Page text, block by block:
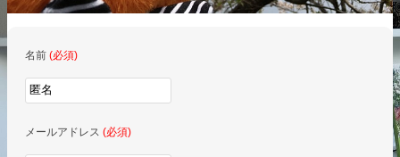
名前 (必須)
メールアドレス (必須)